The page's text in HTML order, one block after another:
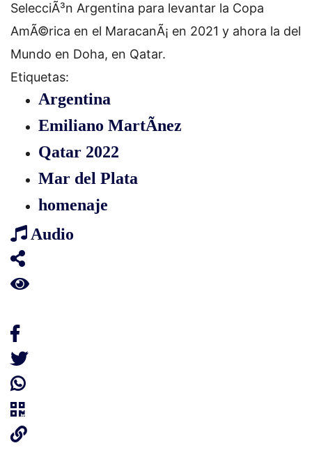
SelecciÃ³n Argentina para levantar la Copa
AmÃ©rica en el MaracanÃ¡ en 2021 y ahora la del
Mundo en Doha, en Qatar.
Etiquetas:
Argentina
Emiliano MartÃ­nez
Qatar 2022
Mar del Plata
homenaje
Audio